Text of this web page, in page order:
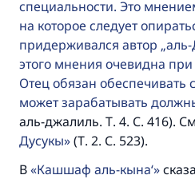
специальности. Это
на которое следует
придерживался автор
этого мнения очевидна
Отец обязан обеспечивать
может зарабатывать
аль-джалиль. Т. 4. С. 416).
Дусукы (Т. 2. С. 523).
В Кашшаф аль-кына‘
Ответ № 110845
Помогите нам
Посланник
«Указавшему на благое
же награда как и